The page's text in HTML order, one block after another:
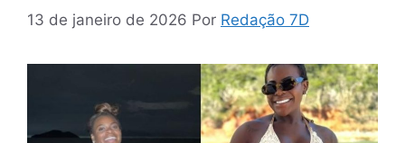
13 de janeiro de 2026 Por Redação 7D